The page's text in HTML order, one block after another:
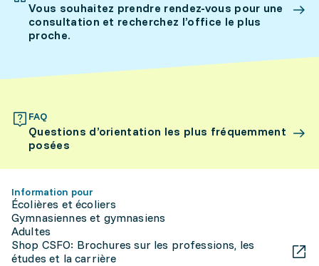
Vous souhaitez prendre rendez-vous pour une
consultation et recherchez l’office le plus
proche.
FAQ
Questions d’orientation les plus fréquemment
posées
Information pour
Écolières et écoliers
Gymnasiennes et gymnasiens
Adultes
Shop CSFO: Brochures sur les professions, les
études et la carrière